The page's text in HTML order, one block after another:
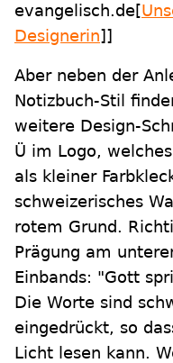
evangelisch.de[
Designerin]]
Aber neben der
Notizbuch-Stil
weitere Design-
Ü im Logo,
als kleiner
schweizerisches
rotem Grund.
Prägung am
Einbands: "Gott
Die Worte sind
eingedrückt, so
Licht lesen kann.